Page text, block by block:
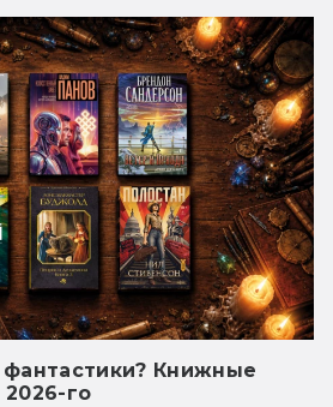
фантастики? Книжные
2026-го